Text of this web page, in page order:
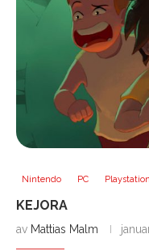
Nintendo PC Playstation
KEJORA
av Mattias Malm